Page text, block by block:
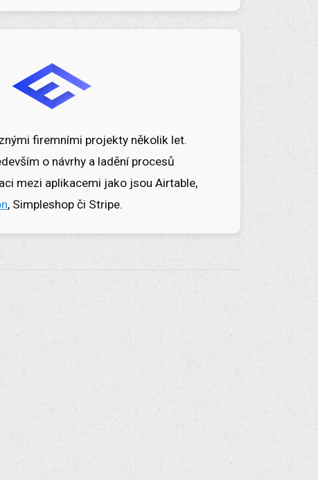
firemními projekty několik let.
o návrhy a ladění procesů
mezi aplikacemi jako jsou Airtable,
, Simpleshop či Stripe.